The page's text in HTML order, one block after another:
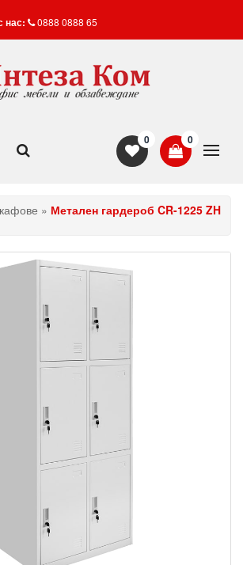
нас: 0888 0888 65
0
0
» Метален гардероб CR-1225 ZH